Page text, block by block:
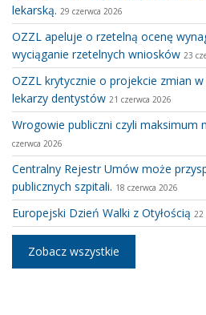
lekarską. 29 czerwca 2026
OZZL apeluje o rzetelną ocenę
wyciąganie rzetelnych wniosków 23
OZZL krytycznie o projekcie zmian w
lekarzy dentystów 21 czerwca 2026
Wrogowie publiczni czyli maksimum
czerwca 2026
Centralny Rejestr Umów może
publicznych szpitali. 18 czerwca 2026
Europejski Dzień Walki z Otyłością 22
Zobacz wszystkie